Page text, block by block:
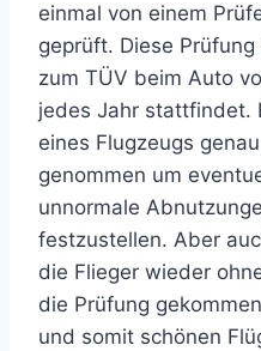
einmal von einem
geprüft. Diese
zum TÜV beim Auto
jedes Jahr stattfindet.
eines Flugzeugs
genommen um
unnormale
festzustellen. Aber
die Flieger wieder
die Prüfung
und somit schönen